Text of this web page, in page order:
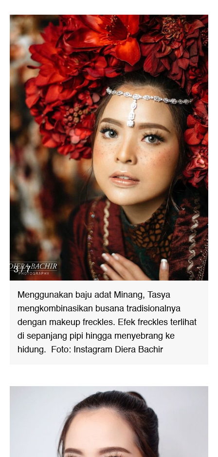
3 / 7
Menggunakan baju adat Minang, Tasya
mengkombinasikan busana tradisionalnya
dengan makeup freckles. Efek freckles terlihat
di sepanjang pipi hingga menyebrang ke
hidung. Foto: Instagram Diera Bachir